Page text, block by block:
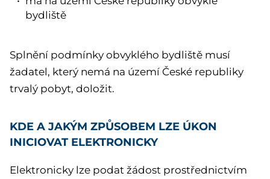
bydliště
Splnění podmínky obvyklého bydliště musí
žadatel, který nemá na území České republiky
trvalý pobyt, doložit.
KDE A JAKÝM ZPŮSOBEM LZE ÚKON
INICIOVAT ELEKTRONICKY
Elektronicky lze podat žádost prostřednictvím